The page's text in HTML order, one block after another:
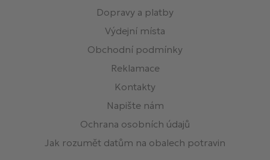
Dopravy a platby
Výdejní místa
Obchodní podmínky
Reklamace
Kontakty
Napište nám
Ochrana osobních údajů
Jak rozumět datům na obalech potravin